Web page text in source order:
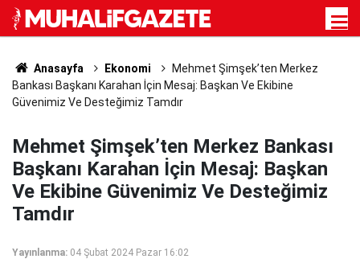
Anasayfa Ekonomi
Mehmet Şimşek’ten Merkez
Bankası Başkanı Karahan İçin Mesaj: Başkan Ve Ekibine
Güvenimiz Ve Desteğimiz Tamdır
Mehmet Şimşek’ten Merkez Bankası
Başkanı Karahan İçin Mesaj: Başkan
Ve Ekibine Güvenimiz Ve Desteğimiz
Tamdır
Yayınlanma: 04 Şubat 2024 Pazar 16:02